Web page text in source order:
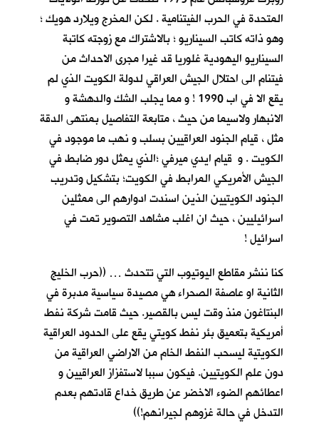
المتحدة في الحرب الفيتنامية . لكن المخرج ويلارد هويك ؛
وهو ذاته كاتب السيناريو ؛ بالاشتراك مع زوجته كاتبة
السيناريو اليهودية غلوريا قد غيرا مجرى الاحداث من
فيتنام الى احتلال الجيش العراقي لدولة الكويت الذي لم
يقع الا في اب 1990 ! و مما يجلب الشك والدهشة و
الانبهار ولاسيما من حيث ، متابعة التفاصيل بمنتهى الدقة
مثل ، قيام الجنود العراقيين بسلب و نهب ما موجود في
الكويت . و قيام ايدي ميرفي ؛الذي يمثل دور ضابط في
الجيش الأمريكي المرابط في الكويت؛ بتشكيل وتدريب
الجنود الكويتيين الذين اسندت ادوارهم الى ممثلين
اسرائيليين ، حيث ان اغلب مشاهد التصوير تمت في
اسرائيل !
كنا ننشر مقاطع اليوتيوب التي تتحدث … ((حرب الخليج
الثانية او عاصفة الصحراء هي مصيدة سياسية مدبرة في
البنتاغون منذ وقت ليس بالقصير. حيث قامت شركة نفط
أمريكية بتعميق بئر نفط كويتي يقع على الحدود العراقية
الكويتية ليسحب النفط الخام من الاراضي العراقية من
دون علم الكويتيين. فيكون سببا لاستفزاز العراقيين و
اعطائهم الضوء الاخضر عن طريق خداع قادتهم بعدم
التدخل في حالة غزوهم لجيرانهم!))